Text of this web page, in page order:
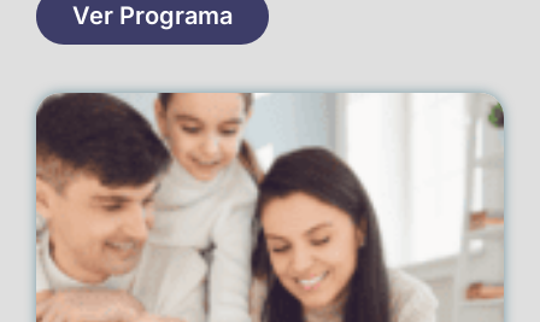
Ver Programa